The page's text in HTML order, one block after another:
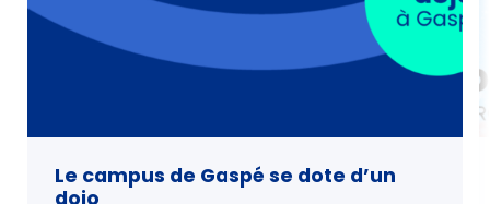
Le campus de Gaspé se dote d’un
dojo